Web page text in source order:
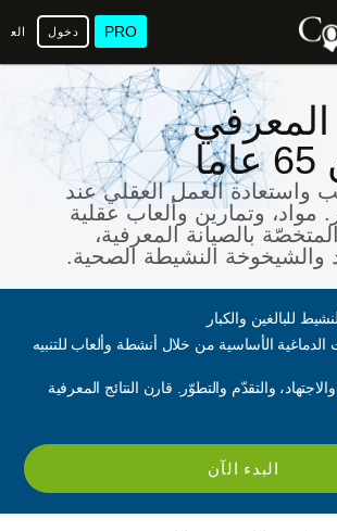
PRO دخول
المعرفي
واستعادة العمل العقلي عند
مواد، وتمارين وألعاب عقلية
بالصيانة المعرفية،
والشيخوخة النشيطة الصحية.
للبالغين والكبار
الأساسية من خلال أنشطة وألعاب للتنبيه
والتقدّم والتطوّر. قارن النتائج المعرفية
البدء الآن